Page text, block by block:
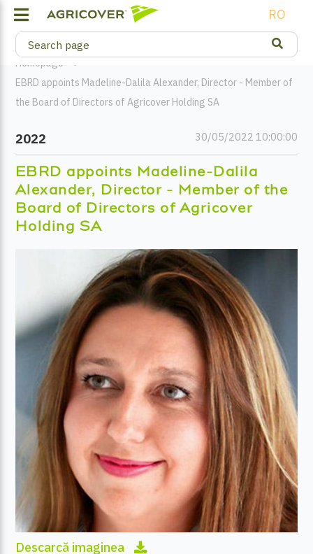
RO
Homepage
EBRD appoints Madeline-Dalila Alexander, Director - Member of
the Board of Directors of Agricover Holding SA
2022 30/05/2022 10:00:00
EBRD appoints Madeline-Dalila
Alexander, Director - Member of the
Board of Directors of Agricover
Holding SA
Descarcă imaginea